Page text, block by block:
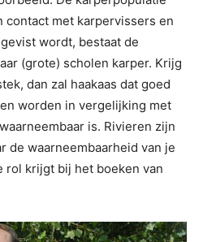
contact met karpervissers en
wordt, bestaat de
(grote) scholen karper. Krijg
dan zal haakaas dat goed
worden in vergelijking met
is. Rivieren zijn
de waarneembaarheid van je
rol krijgt bij het boeken van